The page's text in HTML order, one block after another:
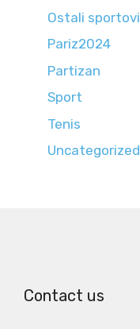
Ostali sportovi
Pariz2024
Partizan
Sport
Tenis
Uncategorized
Contact us